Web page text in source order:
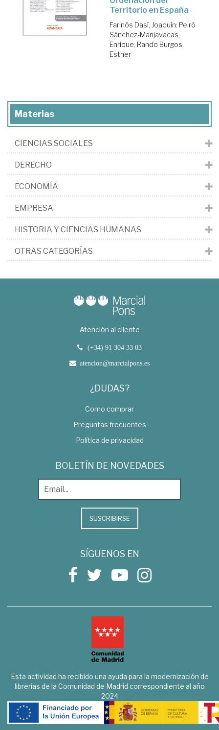
Territorio en España
Farinós Dasí, Joaquín; Peiró
Sánchez-Manjavacas,
Enrique; Rando Burgos,
Esther
Materias
CIENCIAS SOCIALES
DERECHO
ECONOMÍA
EMPRESA
HISTORIA Y CIENCIAS HUMANAS
OTRAS CATEGORÍAS
Atención al cliente
(+34) 91 304 33 03
atencion@marcialpons.es
¿DUDAS?
Como comprar
Preguntas frecuentes
Política de privacidad
BOLETÍN DE NOVEDADES
SUSCRIBIRSE
SÍGUENOS EN
Esta actividad ha recibido una ayuda para la modernización de
librerías de la Comunidad de Madrid correspondiente al año
2024